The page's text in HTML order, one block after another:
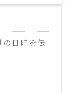
日時を伝